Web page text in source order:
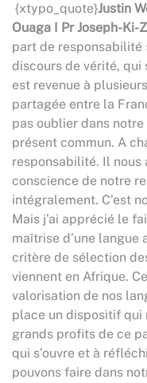
{xtypo_quote}Justin
Ouaga I Pr Joseph-Ki-
part de responsabilité
discours de vérité, qui
est revenue à
partagée entre la
pas oublier dans
présent commun. A
responsabilité. Il
conscience de notre
intégralement. C’est
Mais j’ai apprécié le
maîtrise d’une langue
critère de sélection
viennent en Afrique.
valorisation de nos
place un dispositif
grands profits de ce
qui s’ouvre et à
pouvons faire dans